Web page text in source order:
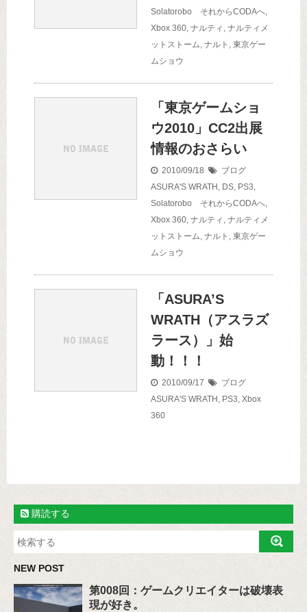
Solatorobo それからCODAへ,
Xbox 360, ナルティ , ナルティメ
ットストーム, ナルト , 東京ゲー
ムショウ
「東京ゲームショ
ウ2010」CC2出展
情報のおさらい
2010/09/18
ブログ
ASURA'S WRATH , DS, PS3,
Solatorobo それからCODAへ,
Xbox 360, ナルティ , ナルティメ
ットストーム, ナルト , 東京ゲー
ムショウ
「ASURA’S
WRATH（アスラズ
ラース）」始
動！！！
2010/09/17
ブログ
ASURA'S WRATH , PS3, Xbox
360
購読する
NEW POST
第008回：ゲームクリエイターは破壊表
現が好き。